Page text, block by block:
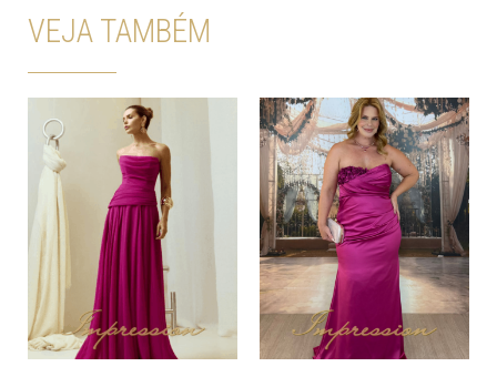
VEJA TAMBÉM